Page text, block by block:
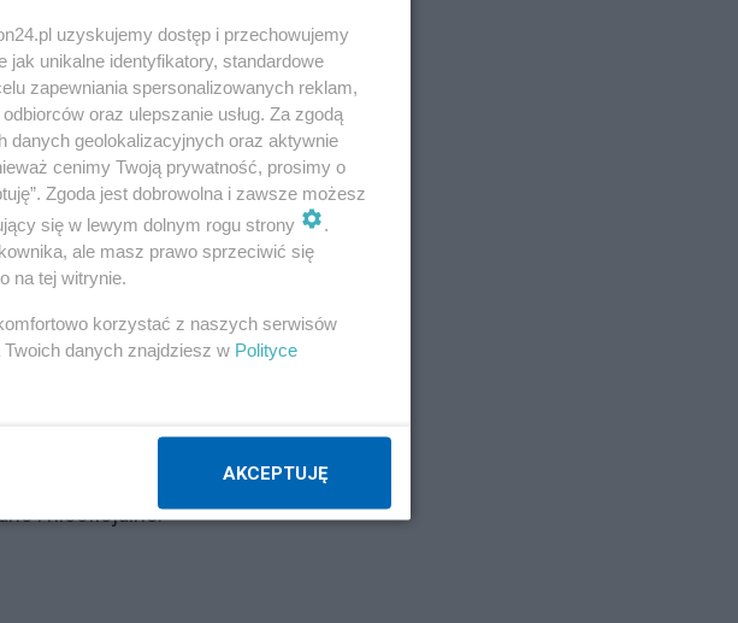
czy prokuratury.
zorganizowano w
motywacji"
na korytarzu
z polityką rządu, nie
i nieoficjalne.
uzyskujemy dostęp i przechowujemy
unikalne identyfikatory, standardowe
zapewniania spersonalizowanych reklam,
oraz ulepszanie usług. Za zgodą
danych geolokalizacyjnych oraz aktywnie
cenimy Twoją prywatność, prosimy o
Zgoda jest dobrowolna i zawsze możesz
się w lewym dolnym rogu strony
.
ale masz prawo sprzeciwić się
na tej witrynie.
korzystać z naszych serwisów
danych znajdziesz w Polityce
AKCEPTUJĘ